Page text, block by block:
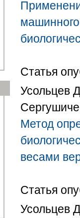
Статья
Усольцев
Метод
весами
Статья
Усольцев